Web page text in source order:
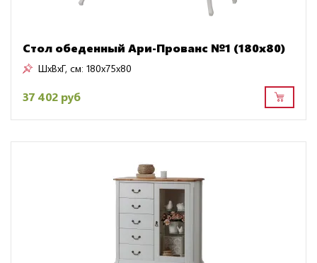
Стол обеденный Ари-Прованс №1 (180х80)
ШxВxГ, см: 180x75x80
37 402 руб